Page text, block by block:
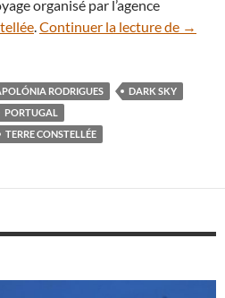
organisé par l’agence
.Continuer la lecture de →
RODRIGUES
DARK SKY
PORTUGAL
TERRE CONSTELLÉE